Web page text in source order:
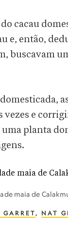
cacau
e, então,
buscavam
e
planta
maia de
, NAT